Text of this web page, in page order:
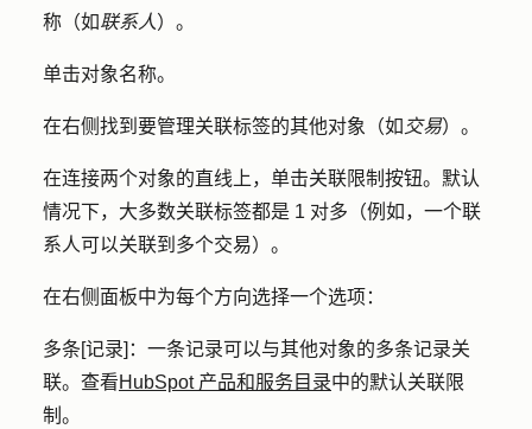
称 （如联系人）。
单击对象名称。
在右侧找到要管理关联标签的其他对象（如 交易）。
在连接两个对象的直线上，单击关联限制 按钮。默认
情况下，大多数关联标签都是 1 对多（例如，一个联
系人可以关联到多个交易）。
在右侧面板中为每个方向选择一个选项：
多条[记录] ：一条记录可以与其他对象的多条记录关
联。查看HubSpot 产品和服务目录中的默认关联限
制。